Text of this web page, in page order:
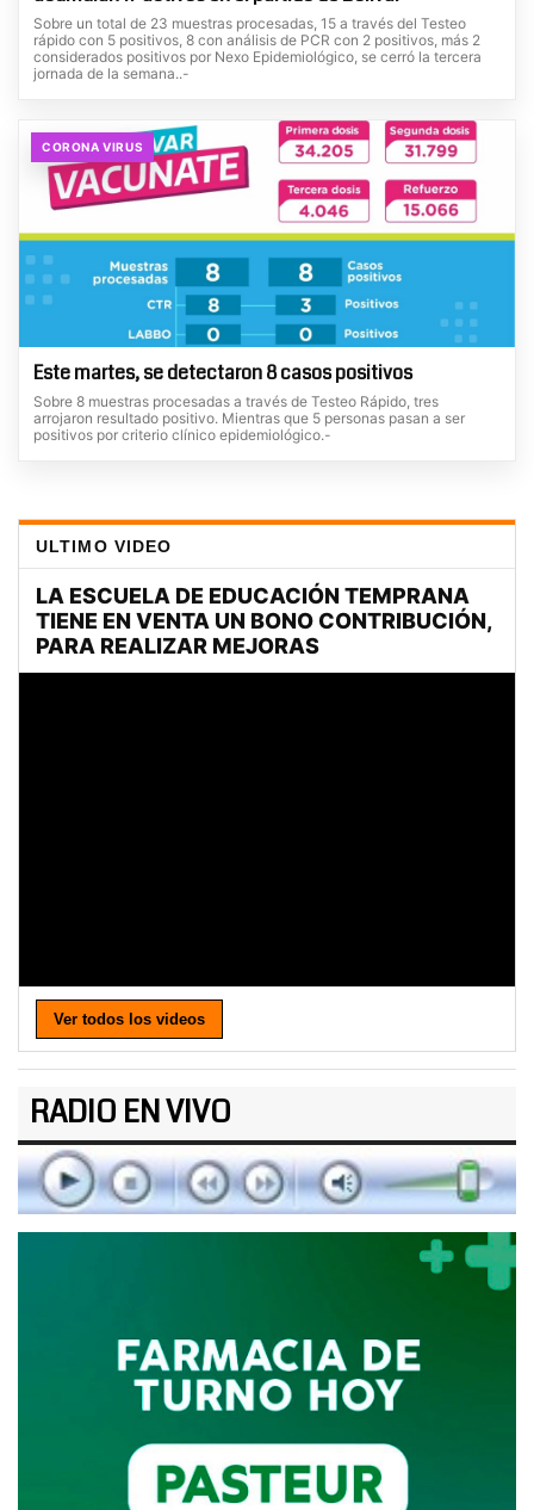
Sobre un total de 23 muestras procesadas, 15 a través del Testeo
rápido con 5 positivos, 8 con análisis de PCR con 2 positivos, más 2
considerados positivos por Nexo Epidemiológico, se cerró la tercera
jornada de la semana..-
CORONA VIRUS
Este martes, se detectaron 8 casos positivos
Sobre 8 muestras procesadas a través de Testeo Rápido, tres
arrojaron resultado positivo. Mientras que 5 personas pasan a ser
positivos por criterio clínico epidemiológico.-
ULTIMO VIDEO
Ver todos los videos
RADIO EN VIVO